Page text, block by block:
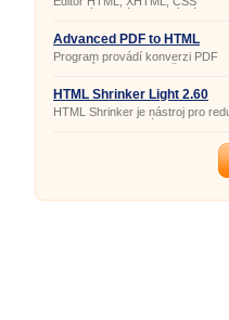
meta tagy, a další chyby a obvyklé
webových stránek který vám
HTML kód.
Advanced PDF to HTML
converter 1.9.9.16
Program provádí konverzi PDF
souborů do HTML, takže mohou
HTML Shrinker Light 2.60
HTML Shrinker je nástroj pro
velikosti HTML stránek.